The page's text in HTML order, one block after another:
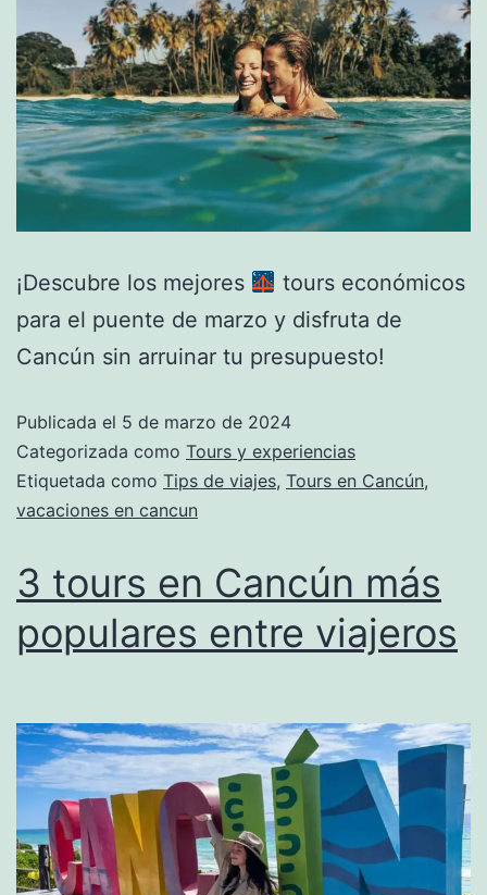
¡Descubre los mejores
tours económicos
para el puente de marzo y disfruta de
Cancún sin arruinar tu presupuesto!
Publicada el 5 de marzo de 2024
Categorizada como Tours y experiencias
Etiquetada como Tips de viajes, Tours en Cancún,
vacaciones en cancun
3 tours en Cancún más
populares entre viajeros